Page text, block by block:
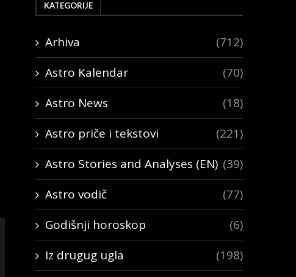
KATEGORIJE
Arhiva
(712)
Astro Kalendar
(70)
Astro News
(18)
Astro priče i tekstovi
(221)
Astro Stories and Analyses (EN) (39)
Astro vodič
(77)
Godišnji horoskop
(6)
Iz drugug ugla
(198)